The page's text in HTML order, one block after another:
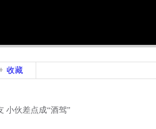
收藏
伙差点成“酒驾”